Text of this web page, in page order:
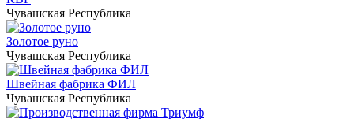
Чувашская Республика
Золотое руно
Чувашская Республика
Швейная фабрика ФИЛ
Чувашская Республика